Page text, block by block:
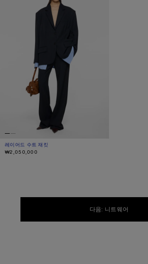
레이어드 수트 재킷
현재 색상: 네이비
가격: ₩2,050,000.
₩2,050,000
다음: 니트웨어